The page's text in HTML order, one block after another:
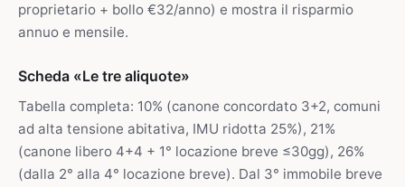
proprietario + bollo €32/anno) e mostra il risparmio
annuo e mensile.
Scheda «Le tre aliquote»
Tabella completa: 10% (canone concordato 3+2, comuni
ad alta tensione abitativa, IMU ridotta 25%), 21%
(canone libero 4+4 + 1° locazione breve ≤30gg), 26%
(dalla 2° alla 4° locazione breve). Dal 3° immobile breve